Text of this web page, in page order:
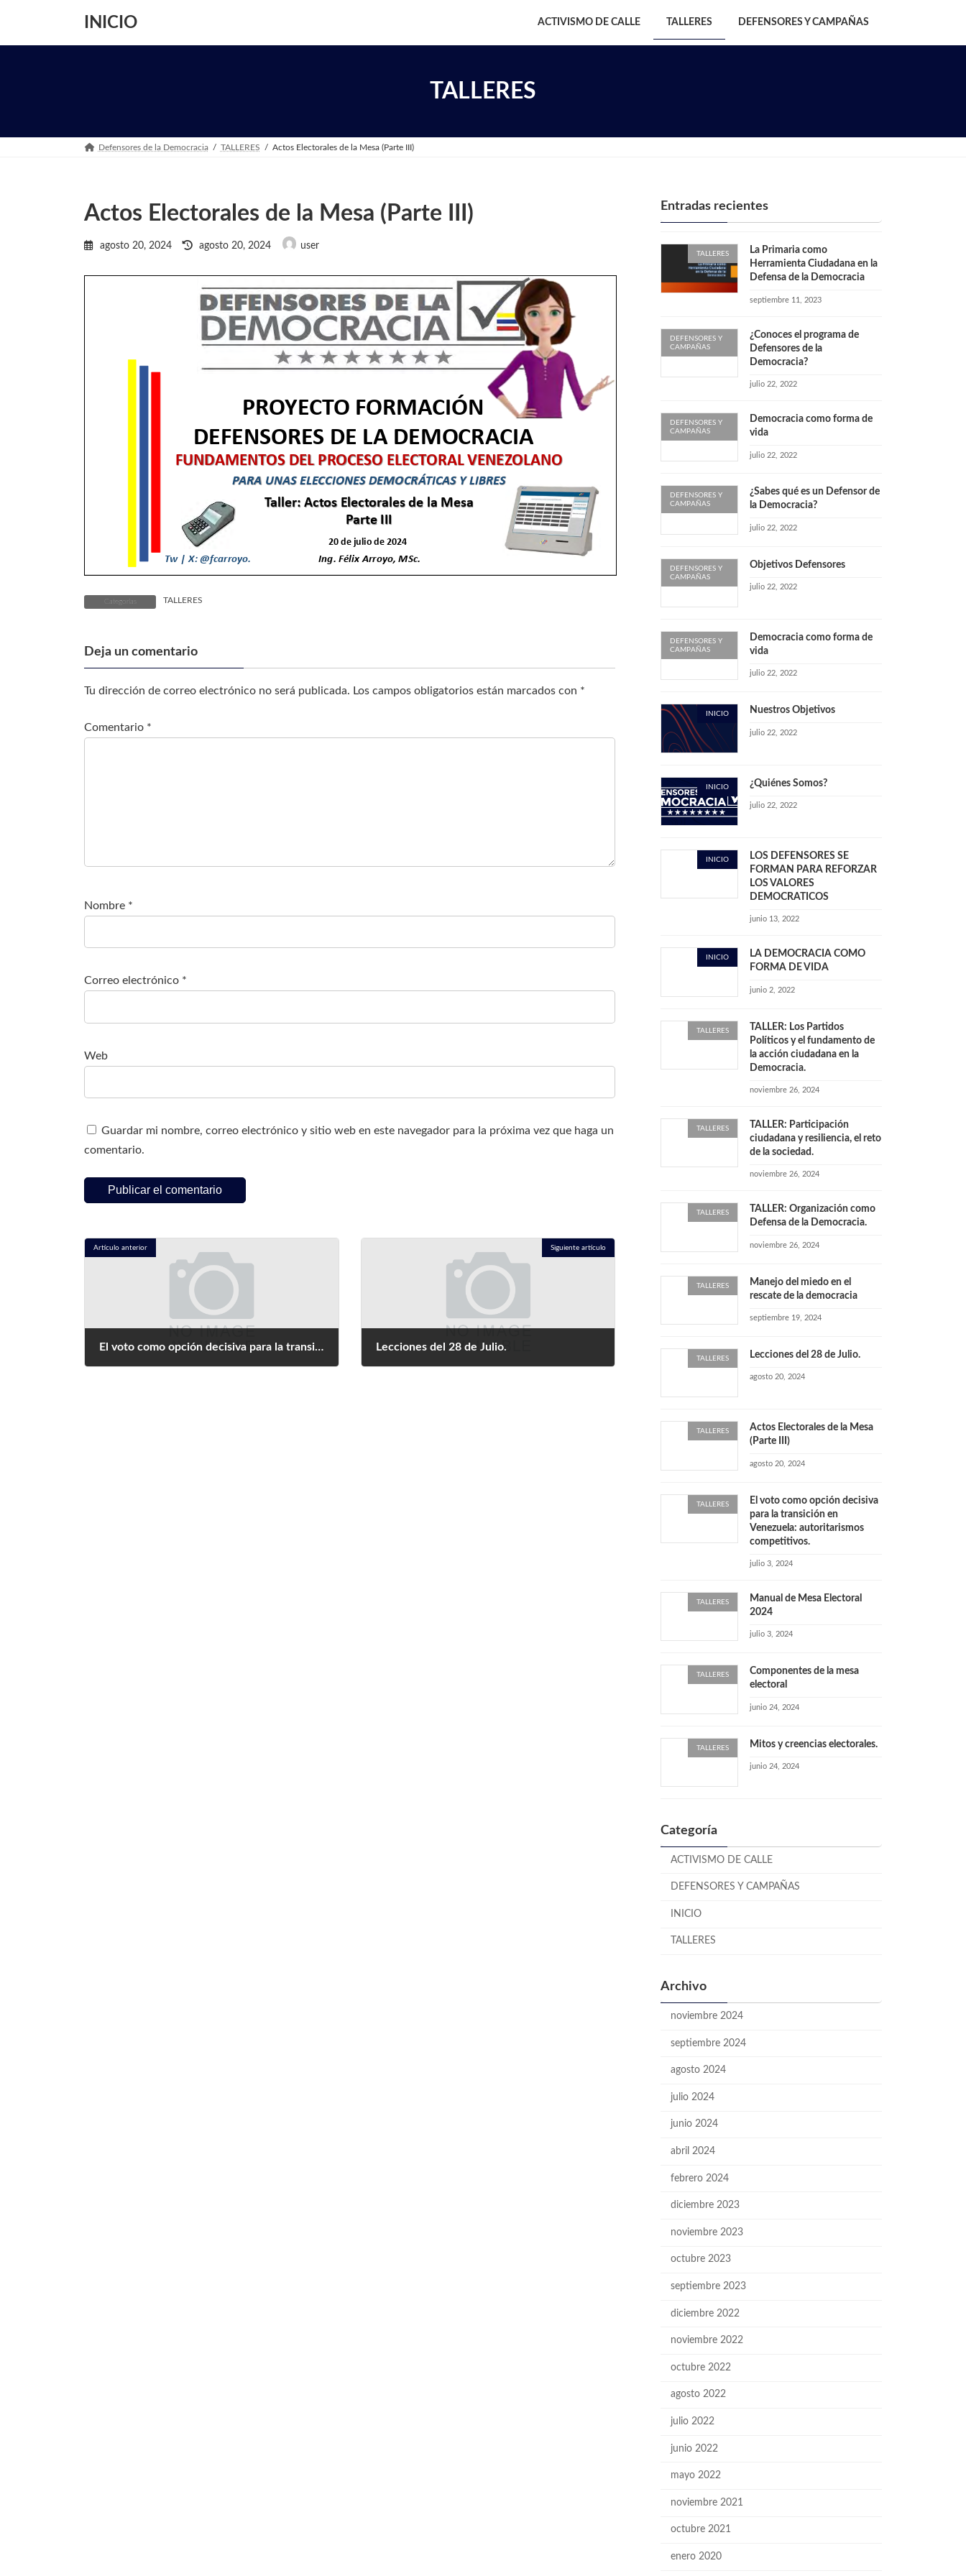
navegación
INICIO ACTIVISMO DE CALLE TALLERES DEFENSORES Y CAMPAÑAS
TALLERES
Defensores de la Democracia TALLERES Actos Electorales de la Mesa (Parte III)
Actos Electorales de la Mesa (Parte III)
agosto 20, 2024
Última
actualización
agosto 20, 2024 user
Categorías TALLERES
Deja un comentario
Tu dirección de correo electrónico no será publicada. Los campos obligatorios están marcados con *
Comentario *
Nombre *
Correo electrónico *
Web
Guardar mi nombre, correo electrónico y sitio web en este navegador para la próxima vez que haga un
comentario.
Artículo anterior
El voto como opción decisiva para la transición en Venezuela: autoritarismos competitivos.
Siguiente artículo
Lecciones del 28 de Julio.
Entradas recientes
TALLERES
La Primaria como
Herramienta Ciudadana en la
Defensa de la Democracia
septiembre 11, 2023
DEFENSORES Y
CAMPAÑAS
¿Conoces el programa de
Defensores de la
Democracia?
julio 22, 2022
DEFENSORES Y
CAMPAÑAS
Democracia como forma de
vida
julio 22, 2022
DEFENSORES Y
CAMPAÑAS
¿Sabes qué es un Defensor de
la Democracia?
julio 22, 2022
DEFENSORES Y
CAMPAÑAS
Objetivos Defensores
julio 22, 2022
DEFENSORES Y
CAMPAÑAS
Democracia como forma de
vida
julio 22, 2022
INICIO Nuestros Objetivos
julio 22, 2022
INICIO ¿Quiénes Somos?
julio 22, 2022
INICIO
LOS DEFENSORES SE
FORMAN PARA REFORZAR
LOS VALORES
DEMOCRATICOS
junio 13, 2022
INICIO
LA DEMOCRACIA COMO
FORMA DE VIDA
junio 2, 2022
TALLERES
TALLER: Los Partidos
Políticos y el fundamento de
la acción ciudadana en la
Democracia.
noviembre 26, 2024
TALLERES
TALLER: Participación
ciudadana y resiliencia, el reto
de la sociedad.
noviembre 26, 2024
TALLERES
TALLER: Organización como
Defensa de la Democracia.
noviembre 26, 2024
TALLERES
Manejo del miedo en el
rescate de la democracia
septiembre 19, 2024
TALLERES Lecciones del 28 de Julio.
agosto 20, 2024
TALLERES
Actos Electorales de la Mesa
(Parte III)
agosto 20, 2024
TALLERES
El voto como opción decisiva
para la transición en
Venezuela: autoritarismos
competitivos.
julio 3, 2024
TALLERES
Manual de Mesa Electoral
2024
julio 3, 2024
TALLERES
Componentes de la mesa
electoral
junio 24, 2024
TALLERES Mitos y creencias electorales.
junio 24, 2024
Categoría
ACTIVISMO DE CALLE
DEFENSORES Y CAMPAÑAS
INICIO
TALLERES
Archivo
noviembre 2024
septiembre 2024
agosto 2024
julio 2024
junio 2024
abril 2024
febrero 2024
diciembre 2023
noviembre 2023
octubre 2023
septiembre 2023
diciembre 2022
noviembre 2022
octubre 2022
agosto 2022
julio 2022
junio 2022
mayo 2022
noviembre 2021
octubre 2021
enero 2020